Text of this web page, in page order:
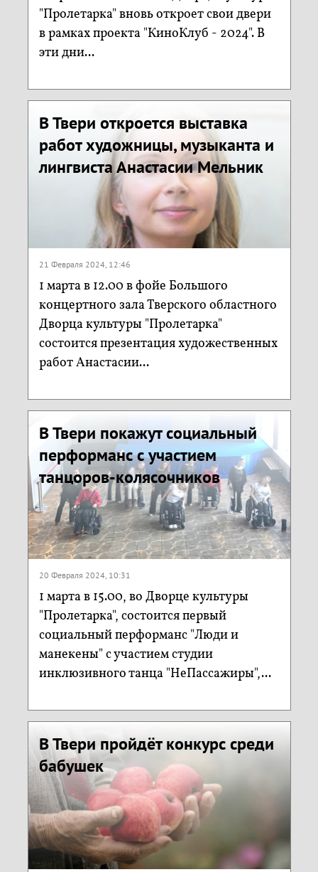
"Пролетарка" вновь откроет свои двери
в рамках проекта "КиноКлуб - 2024". В
эти дни...
В Твери откроется выставка
работ художницы, музыканта и
лингвиста Анастасии Мельник
21 Февраля 2024, 12:46
1 марта в 12.00 в фойе Большого
концертного зала Тверского областного
Дворца культуры "Пролетарка"
состоится презентация художественных
работ Анастасии...
В Твери покажут социальный
перформанс с участием
танцоров-колясочников
20 Февраля 2024, 10:31
1 марта в 15.00, во Дворце культуры
"Пролетарка", состоится первый
социальный перформанс "Люди и
манекены" с участием студии
инклюзивного танца "НеПассажиры",...
В Твери пройдёт конкурс среди
бабушек